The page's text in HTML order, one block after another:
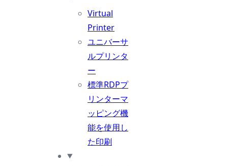
Virtual
Printer
ユニバーサ
ルプリンタ
ー
標準RDPプ
リンターマ
ッピング機
能を使用し
た印刷